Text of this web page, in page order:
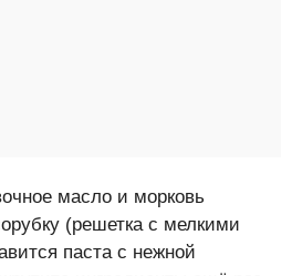
масло и морковь
(решетка с мелкими
паста с нежной